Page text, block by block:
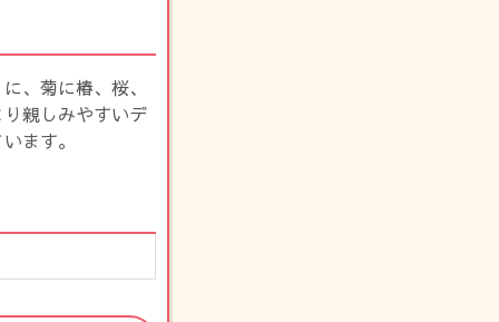
、菊に椿、桜、
親しみやすいデ
ます。